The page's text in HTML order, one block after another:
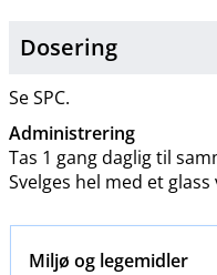
Dosering
Se SPC.
Administrering
Tas 1 gang daglig til
Svelges hel med et glass
Miljø og legemidler